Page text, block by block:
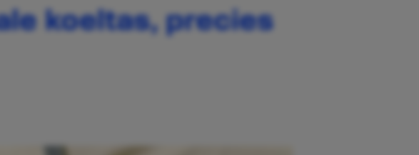
koeltas, precies